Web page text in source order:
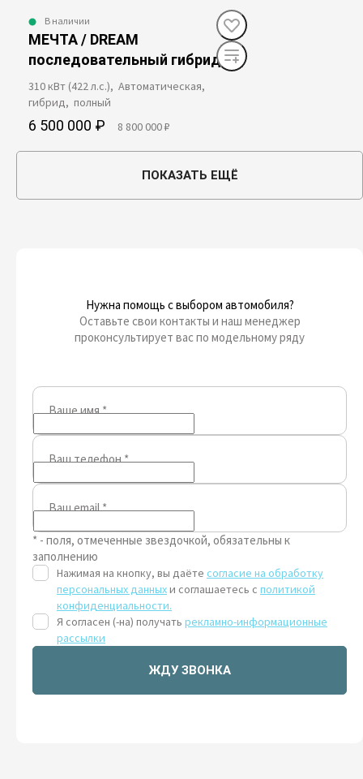
В наличии
МЕЧТА / DREAM
последовательный гибрид
310 кВт (422 л.с.), Автоматическая,
гибрид, полный
6 500 000 ₽ 8 800 000 ₽
ПОКАЗАТЬ ЕЩЁ
Нужна помощь с выбором автомобиля?
Оставьте свои контакты и наш менеджер
проконсультирует вас по модельному ряду
Ваше имя*
Ваш телефон*
Ваш email*
* - поля, отмеченные звездочкой, обязательны к
заполнению
Нажимая на кнопку, вы даёте согласие на обработку
персональных данныхи соглашаетесь с политикой
конфиденциальности.
Я согласен (-на) получать рекламно-информационные
рассылки
ЖДУ ЗВОНКА